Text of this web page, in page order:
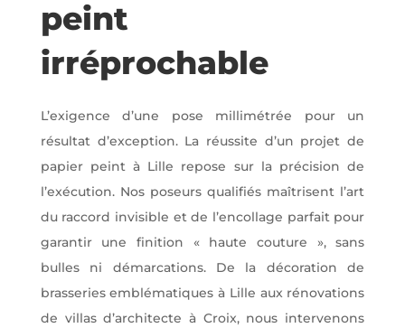
peint
irréprochable
L’exigence d’une pose millimétrée pour un
résultat d’exception. La réussite d’un projet de
papier peint à Lille repose sur la précision de
l’exécution. Nos poseurs qualifiés maîtrisent l’art
du raccord invisible et de l’encollage parfait pour
garantir une finition « haute couture », sans
bulles ni démarcations. De la décoration de
brasseries emblématiques à Lille aux rénovations
de villas d’architecte à Croix, nous intervenons